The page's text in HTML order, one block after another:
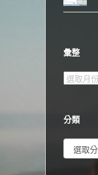
彙整
彙
分類
類